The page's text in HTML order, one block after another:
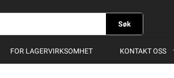
Søk
FOR LAGERVIRKSOMHET KONTAKT OSS